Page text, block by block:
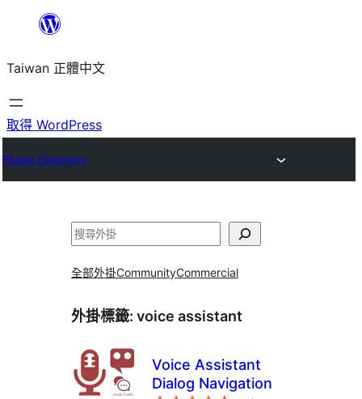
主
要
內
Taiwan 正體中文
取得 WordPress
Plugin Directory
搜
全部外掛CommunityCommercial
外掛標籤: voice assistant
Voice Assistant
Dialog Navigation